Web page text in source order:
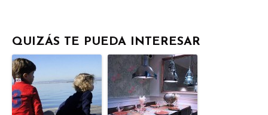
QUIZÁS TE PUEDA INTERESAR